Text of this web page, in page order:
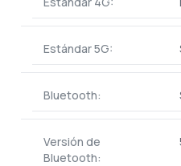
Estándar 5G:
Bluetooth:
Versión de
Bluetooth: